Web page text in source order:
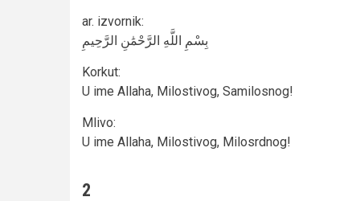
ar. izvornik:
بِسْمِ اللَّهِ الرَّحْمَٰنِ الرَّحِيمِ
Korkut:
U ime Allaha, Milostivog, Samilosnog!
Mlivo:
U ime Allaha, Milostivog, Milosrdnog!
2